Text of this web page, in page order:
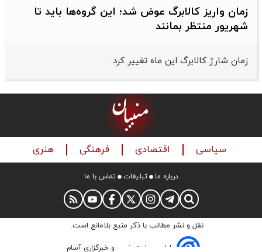
زمان واریز کالابرگ عوض شد؛ این گروه‌ها باید تا
شهریور منتظر بمانند
زمان شارژ کالابرگ این ماه تغییر کرد.
سیاسی اقتصادی فرهنگی هنری
درباره ما تبلیغات تماس با ما
نقل و نشر مطالب با ذکر منبع بلامانع است.
طراحی سایت خبری و خبرگزاری آسام